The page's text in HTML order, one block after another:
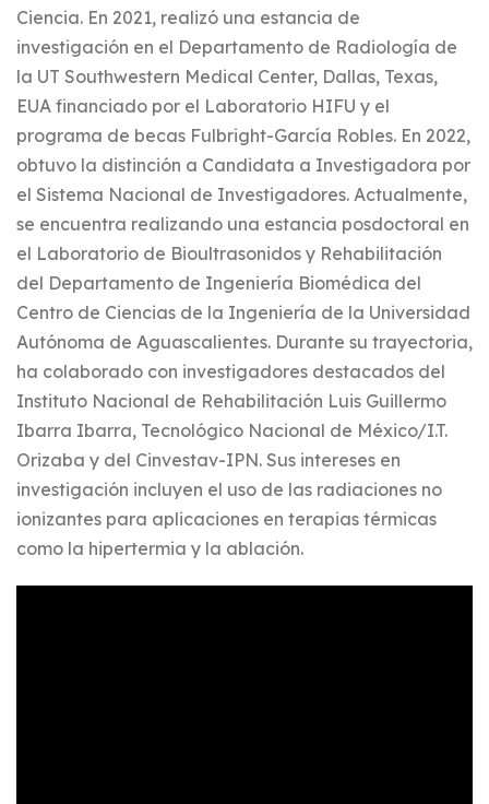
Ciencia. En 2021, realizó una estancia de
investigación en el Departamento de Radiología de
la UT Southwestern Medical Center, Dallas, Texas,
EUA financiado por el Laboratorio HIFU y el
programa de becas Fulbright-García Robles. En 2022,
obtuvo la distinción a Candidata a Investigadora por
el Sistema Nacional de Investigadores. Actualmente,
se encuentra realizando una estancia posdoctoral en
el Laboratorio de Bioultrasonidos y Rehabilitación
del Departamento de Ingeniería Biomédica del
Centro de Ciencias de la Ingeniería de la Universidad
Autónoma de Aguascalientes. Durante su trayectoria,
ha colaborado con investigadores destacados del
Instituto Nacional de Rehabilitación Luis Guillermo
Ibarra Ibarra, Tecnológico Nacional de México/I.T.
Orizaba y del Cinvestav-IPN. Sus intereses en
investigación incluyen el uso de las radiaciones no
ionizantes para aplicaciones en terapias térmicas
como la hipertermia y la ablación.